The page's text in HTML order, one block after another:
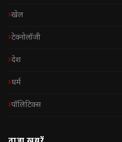
खेल
टेक्नोलॉजी
देश
धर्म
पॉलिटिक्स